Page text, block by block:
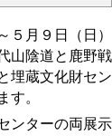
月９日（日）
山陰道と鹿野戦
埋蔵文化財セン
す。
ンターの両展示